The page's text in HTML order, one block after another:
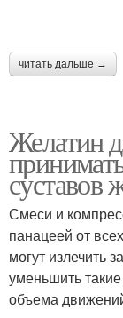
читать дальше →
Желатин
суставов
Смеси и
панацеей от
могут излечить
уменьшить
объема